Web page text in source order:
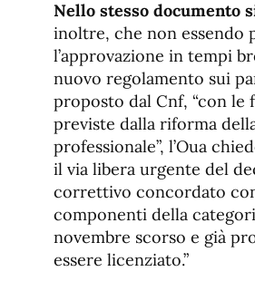
Nello stesso documento
inoltre, che non essendo
l’approvazione in tempi
nuovo regolamento sui
proposto dal Cnf, “con le
previste dalla riforma
professionale”, l’Oua
il via libera urgente del
correttivo concordato
componenti della
novembre scorso e già
essere licenziato.”